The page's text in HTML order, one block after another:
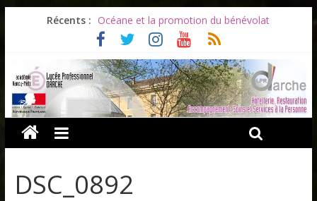
Récents :
Les ULiS en haut du podium
Océane et la promotion du bénévolat
Bonnes vacances à tous !
Soirée d’adieux au Lycée Darche
DSC_0892